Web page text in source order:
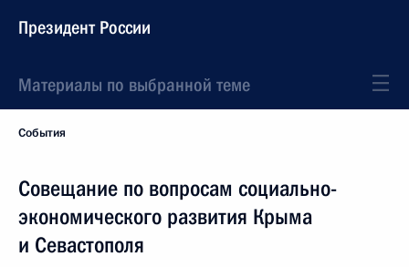
Президент России
Материалы по выбранной теме
События
Совещание по вопросам социально-
экономического развития Крыма
и Севастополя